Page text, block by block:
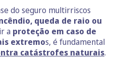
do seguro multirriscos
queda de raio ou
a proteção em caso de
extremos, é fundamental
catástrofes naturais.